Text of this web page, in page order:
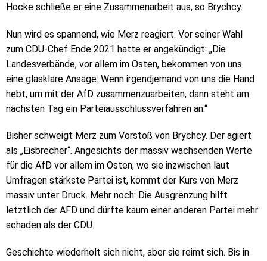
Hocke schließe er eine Zusammenarbeit aus, so Brychcy.
Nun wird es spannend, wie Merz reagiert. Vor seiner Wahl
zum CDU-Chef Ende 2021 hatte er angekündigt: „Die
Landesverbände, vor allem im Osten, bekommen von uns
eine glasklare Ansage: Wenn irgendjemand von uns die Hand
hebt, um mit der AfD zusammenzuarbeiten, dann steht am
nächsten Tag ein Parteiausschlussverfahren an.“
Bisher schweigt Merz zum Vorstoß von Brychcy. Der agiert
als „Eisbrecher“. Angesichts der massiv wachsenden Werte
für die AfD vor allem im Osten, wo sie inzwischen laut
Umfragen stärkste Partei ist, kommt der Kurs von Merz
massiv unter Druck. Mehr noch: Die Ausgrenzung hilft
letztlich der AFD und dürfte kaum einer anderen Partei mehr
schaden als der CDU.
Geschichte wiederholt sich nicht, aber sie reimt sich. Bis in